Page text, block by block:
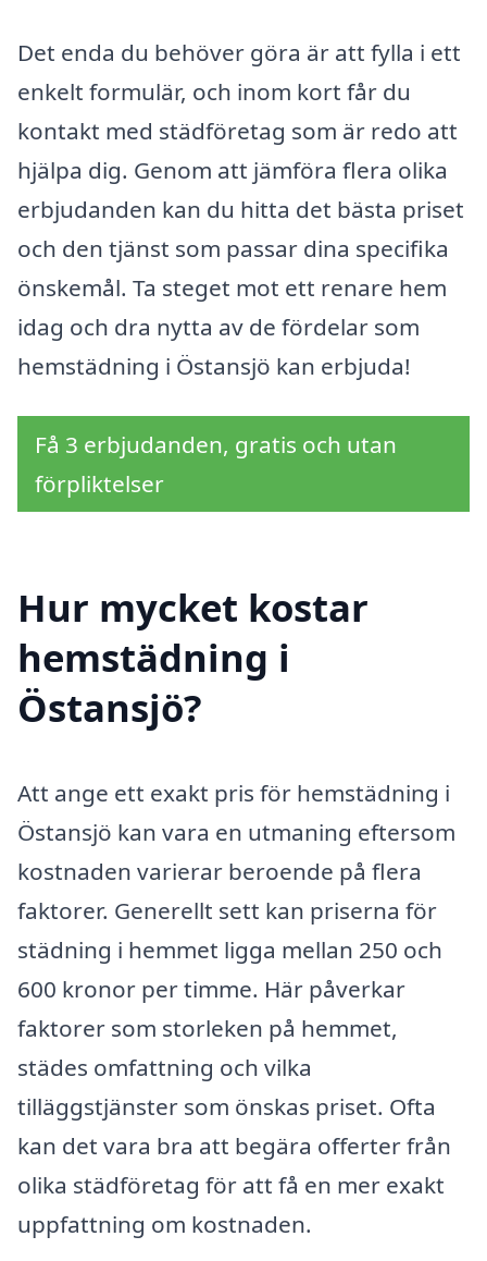
Det enda du behöver göra är att fylla i ett
enkelt formulär, och inom kort får du
kontakt med städföretag som är redo att
hjälpa dig. Genom att jämföra flera olika
erbjudanden kan du hitta det bästa priset
och den tjänst som passar dina specifika
önskemål. Ta steget mot ett renare hem
idag och dra nytta av de fördelar som
hemstädning i Östansjö kan erbjuda!
Få 3 erbjudanden, gratis och utan
förpliktelser
Hur mycket kostar
hemstädning i
Östansjö?
Att ange ett exakt pris för hemstädning i
Östansjö kan vara en utmaning eftersom
kostnaden varierar beroende på flera
faktorer. Generellt sett kan priserna för
städning i hemmet ligga mellan 250 och
600 kronor per timme. Här påverkar
faktorer som storleken på hemmet,
städes omfattning och vilka
tilläggstjänster som önskas priset. Ofta
kan det vara bra att begära offerter från
olika städföretag för att få en mer exakt
uppfattning om kostnaden.